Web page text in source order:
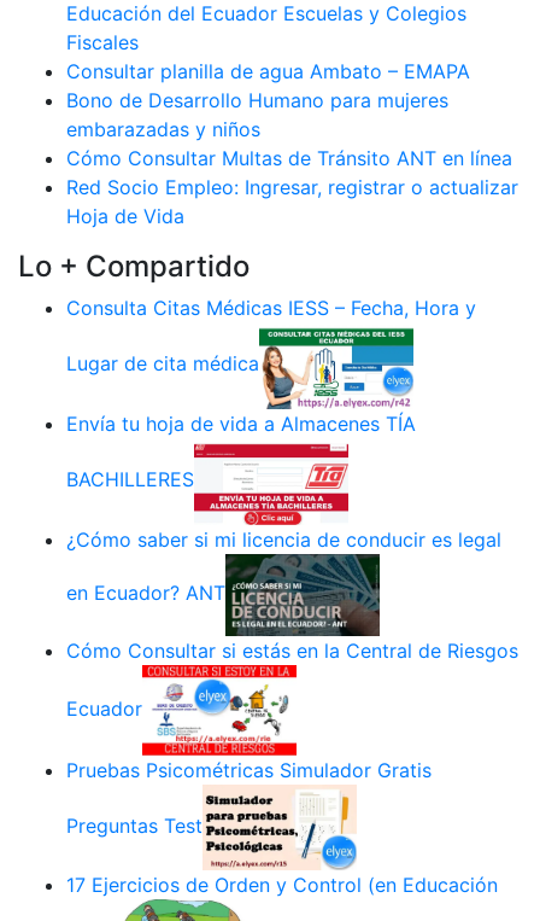
Educación del Ecuador Escuelas y Colegios
Fiscales
Consultar planilla de agua Ambato – EMAPA
Bono de Desarrollo Humano para mujeres
embarazadas y niños
Cómo Consultar Multas de Tránsito ANT en línea
Red Socio Empleo: Ingresar, registrar o actualizar
Hoja de Vida
Lo + Compartido
Consulta Citas Médicas IESS – Fecha, Hora y
Lugar de cita médica
Envía tu hoja de vida a Almacenes TÍA
BACHILLERES
¿Cómo saber si mi licencia de conducir es legal
en Ecuador? ANT
Cómo Consultar si estás en la Central de Riesgos
Ecuador
Pruebas Psicométricas Simulador Gratis
Preguntas Test
17 Ejercicios de Orden y Control (en Educación